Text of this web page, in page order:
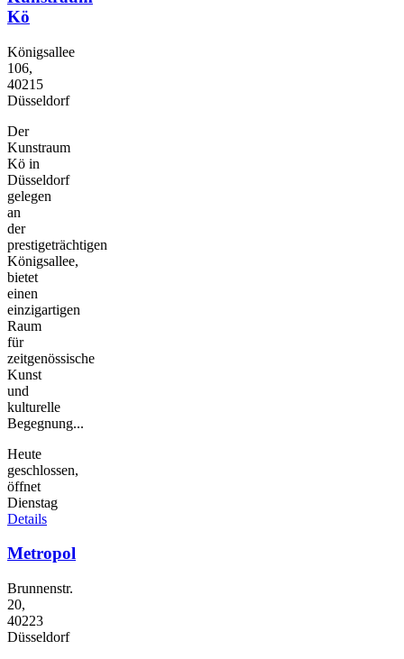
Kö
Königsallee
106,
40215
Düsseldorf
Der
Kunstraum
Kö in
Düsseldorf
gelegen
an
der
prestigeträchtigen
Königsallee,
bietet
einen
einzigartigen
Raum
für
zeitgenössische
Kunst
und
kulturelle
Begegnung...
Heute
geschlossen,
öffnet
Dienstag
Details
Metropol
Brunnenstr.
20,
40223
Düsseldorf